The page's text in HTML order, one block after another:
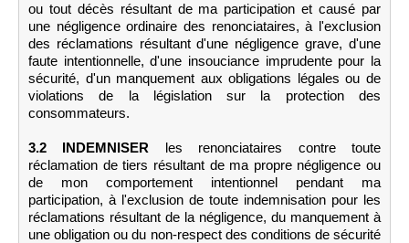
ou tout décès résultant de ma participation et causé par
une négligence ordinaire des renonciataires, à l'exclusion
des réclamations résultant d'une négligence grave, d'une
faute intentionnelle, d'une insouciance imprudente pour la
sécurité, d'un manquement aux obligations légales ou de
violations de la législation sur la protection des
consommateurs.
3.2 INDEMNISER
les renonciataires contre toute
réclamation de tiers résultant de ma propre négligence ou
de mon comportement intentionnel pendant ma
participation, à l'exclusion de toute indemnisation pour les
réclamations résultant de la négligence, du manquement à
une obligation ou du non-respect des conditions de sécurité